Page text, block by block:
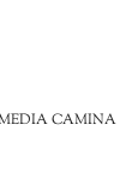
MEDIA CAMINA